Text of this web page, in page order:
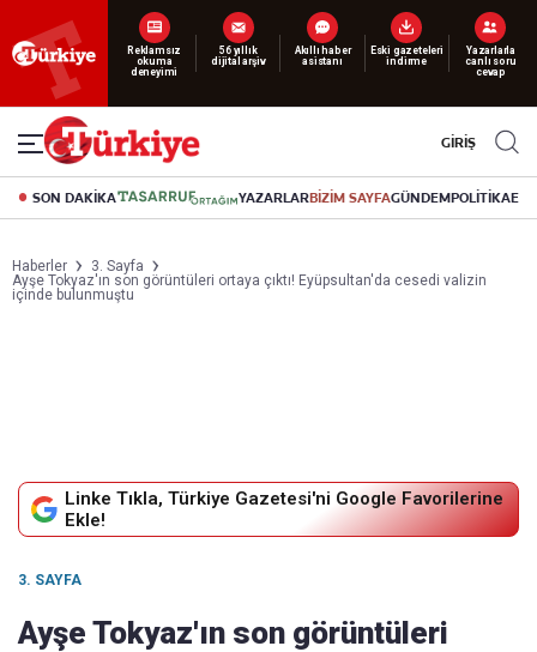
Yeni nesil dijital
abonelik 19 TL’den başlayan fiyatlarla.
GİRİŞ
SON DAKİKA YAZARLARBİZİM SAYFAGÜNDEMPOLİTİKA
Haberler
3. Sayfa
Ayşe Tokyaz'ın son görüntüleri ortaya çıktı! Eyüpsultan'da cesedi valizin
içinde bulunmuştu
Linke Tıkla, Türkiye Gazetesi'ni Google Favorilerine
Ekle!
3. SAYFA
Ayşe Tokyaz'ın son görüntüleri